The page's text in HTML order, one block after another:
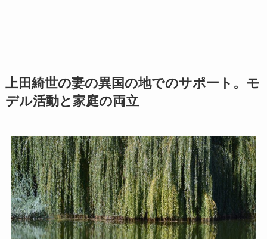
上田綺世の妻の異国の地でのサポート。モ
デル活動と家庭の両立